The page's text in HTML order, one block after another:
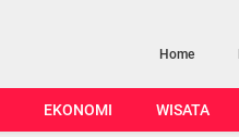
Home
EKONOMI WISATA